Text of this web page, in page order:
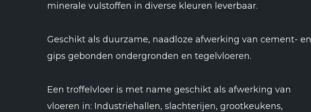
minerale vulstoffen in diverse kleuren leverbaar.
Geschikt als duurzame, naadloze afwerking van cement- en
gips gebonden ondergronden en tegelvloeren.
Een troffelvloer is met name geschikt als afwerking van
vloeren in: Industriehallen, slachterijen, grootkeukens,